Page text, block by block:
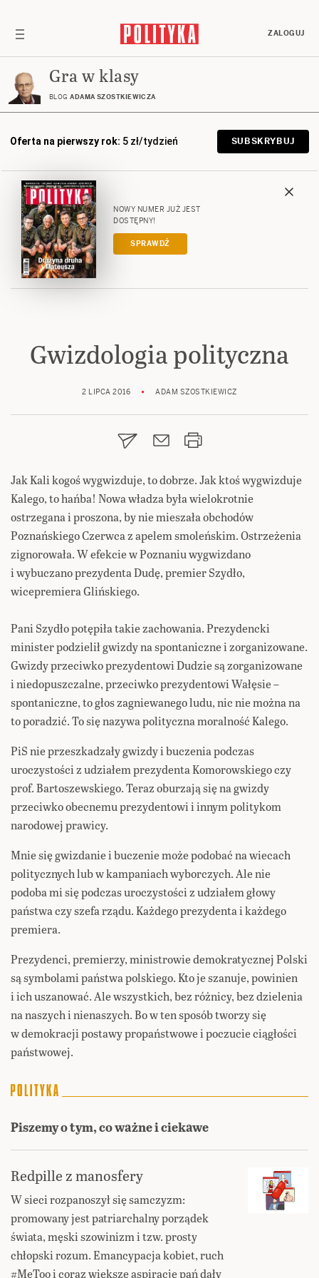
ZALOGUJ
Gra w klasy
BLOG ADAMA SZOSTKIEWICZA
Oferta na pierwszy rok: 5 zł/tydzień SUBSKRYBUJ
NOWY NUMER JUŻ JEST
DOSTĘPNY!
SPRAWDŹ
Gwizdologia polityczna
2 LIPCA 2016 ADAM SZOSTKIEWICZ
Jak Kali kogoś wygwizduje, to dobrze. Jak ktoś wygwizduje
Kalego, to hańba! Nowa władza była wielokrotnie
ostrzegana i proszona, by nie mieszała obchodów
Poznańskiego Czerwca z apelem smoleńskim. Ostrzeżenia
zignorowała. W efekcie w Poznaniu wygwizdano
i wybuczano prezydenta Dudę, premier Szydło,
wicepremiera Glińskiego.
Pani Szydło potępiła takie zachowania. Prezydencki
minister podzielił gwizdy na spontaniczne i zorganizowane.
Gwizdy przeciwko prezydentowi Dudzie są zorganizowane
i niedopuszczalne, przeciwko prezydentowi Wałęsie –
spontaniczne, to głos zagniewanego ludu, nic nie można na
to poradzić. To się nazywa polityczna moralność Kalego.
PiS nie przeszkadzały gwizdy i buczenia podczas
uroczystości z udziałem prezydenta Komorowskiego czy
prof. Bartoszewskiego. Teraz oburzają się na gwizdy
przeciwko obecnemu prezydentowi i innym politykom
narodowej prawicy.
Mnie się gwizdanie i buczenie może podobać na wiecach
politycznych lub w kampaniach wyborczych. Ale nie
podoba mi się podczas uroczystości z udziałem głowy
państwa czy szefa rządu. Każdego prezydenta i każdego
premiera.
Prezydenci, premierzy, ministrowie demokratycznej Polski
są symbolami państwa polskiego. Kto je szanuje, powinien
i ich uszanować. Ale wszystkich, bez różnicy, bez dzielenia
na naszych i nienaszych. Bo w ten sposób tworzy się
w demokracji postawy propaństwowe i poczucie ciągłości
państwowej.
Piszemy o tym, co ważne i ciekawe
Redpille z manosfery
W sieci rozpanoszył się samczyzm:
promowany jest patriarchalny porządek
świata, męski szowinizm i tzw. prosty
chłopski rozum. Emancypacja kobiet, ruch
#MeToo i coraz większe aspiracje pań dały